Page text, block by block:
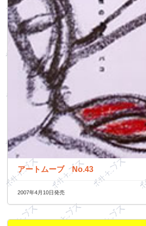
アートムーブ No.43
2007年4月10日発売